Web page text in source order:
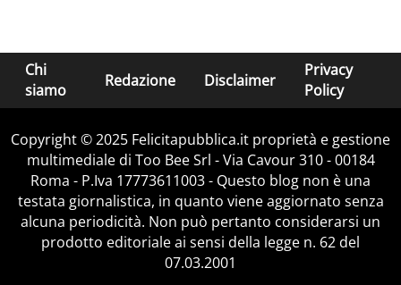
Chi
siamo
Redazione Disclaimer
Privacy
Policy
Copyright © 2025 Felicitapubblica.it proprietà e gestione
multimediale di Too Bee Srl - Via Cavour 310 - 00184
Roma - P.Iva 17773611003 - Questo blog non è una
testata giornalistica, in quanto viene aggiornato senza
alcuna periodicità. Non può pertanto considerarsi un
prodotto editoriale ai sensi della legge n. 62 del
07.03.2001